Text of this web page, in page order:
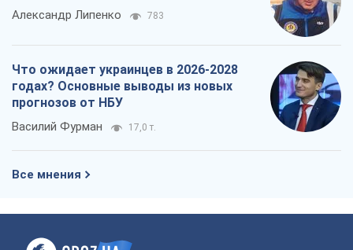
Александр Липенко 783
Что ожидает украинцев в 2026-2028
годах? Основные выводы из новых
прогнозов от НБУ
Василий Фурман 17,0 т.
Все мнения